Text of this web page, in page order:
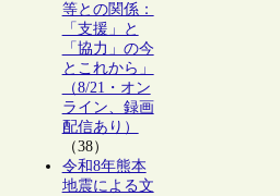
等との関係：
「支援」と
「協力」の今
とこれから」
（8/21・オン
ライン、録画
配信あり）
（38）
令和8年熊本
地震による文